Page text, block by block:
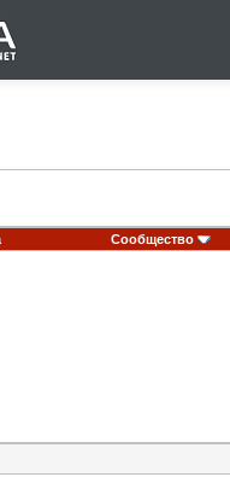
Сообщество